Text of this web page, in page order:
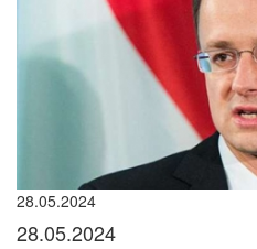
28.05.2024
28.05.2024